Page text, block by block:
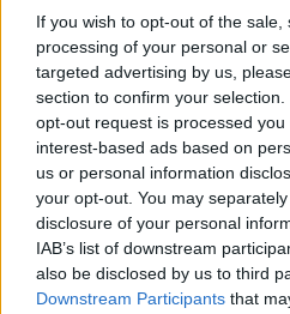
If you wish to opt-out of the
processing of your personal or
targeted advertising by us,
section to confirm your
opt-out request is processed
interest-based ads based on
us or personal information
your opt-out. You may
disclosure of your personal
IAB’s list of downstream
also be disclosed by us to third
Downstream Participants that
Bladerunnaz csapatával.